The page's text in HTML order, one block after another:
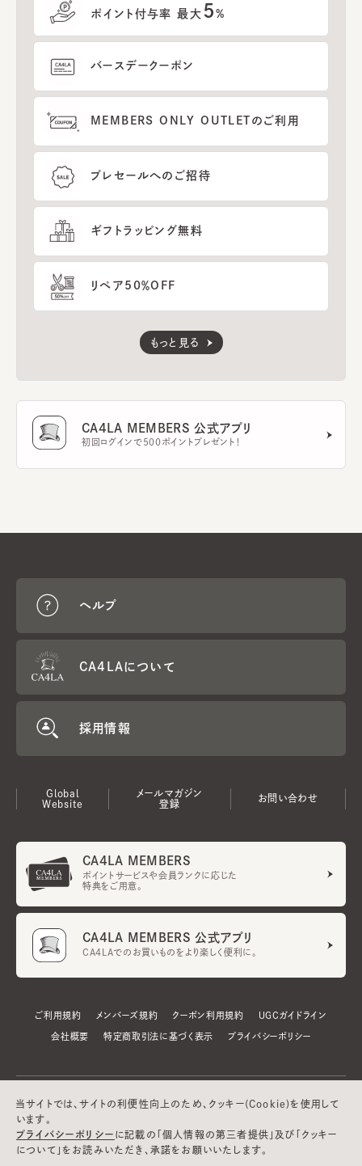
ポイント付与率 最大 5%
バースデークーポン
MEMBERS ONLY OUTLETのご利用
プレセールへのご招待
ギフトラッピング無料
リペア50％OFF
もっと見る
CA4LA MEMBERS 公式アプリ
初回ログインで500ポイントプレゼント！
ヘルプ
CA4LAについて
採用情報
Global
Website
メールマガジン
登録
お問い合わせ
CA4LA MEMBERS
ポイントサービスや会員ランクに応じた
特典をご用意。
CA4LA MEMBERS 公式アプリ
CA4LAでのお買いものをより楽しく便利に。
ご利用規約 メンバーズ規約 クーポン利用規約 UGCガイドライン
会社概要 特定商取引法に基づく表示 プライバシーポリシー
当サイトでは、サイトの利便性向上のため、クッキー(Cookie)を使用して
います。
プライバシーポリシー に記載の「個人情報の第三者提供」及び「クッキー
について」をお読みいただき、承諾をお願いいたします。